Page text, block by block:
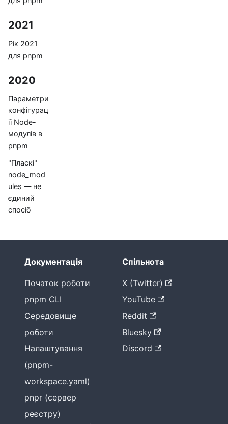
2021
Рік 2021
для pnpm
2020
Параметри
конфігурац
ії Node-
модулів в
pnpm
"Пласкі"
node_mod
ules — не
єдиний
спосіб
Документація
Початок роботи
pnpm CLI
Середовище
роботи
Налаштування
(pnpm-
workspace.yaml)
pnpr (сервер
реєстру)
Спільнота
X (Twitter)
YouTube
Reddit
Bluesky
Discord